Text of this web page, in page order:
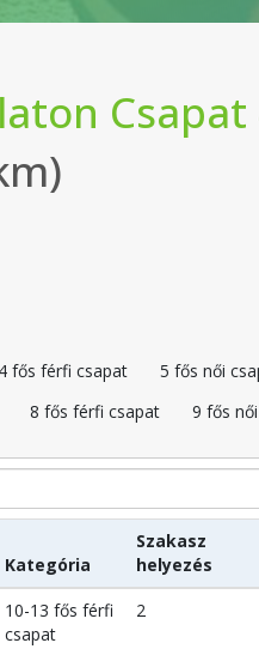
Csapat
4 fős férfi csapat 5 fős női
8 fős férfi csapat 9 fős
Kategória
Szakasz
helyezés
10-13 fős férfi
csapat
2